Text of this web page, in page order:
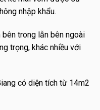
nhập khẩu.
trong lẫn bên ngoài
trọng, khác nhiều với
có diện tích từ 14m2